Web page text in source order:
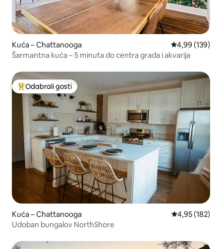
Kuća – Chattanooga Prosječna
4,99 (139)
Šarmantna kuća – 5 minuta do centra grada i akvarija
Među najviše rangiranima s oznakom „Odabrali gosti”
Odabrali gosti
Kuća – Chattanooga Prosječna
4,95 (182)
Udoban bungalov NorthShore